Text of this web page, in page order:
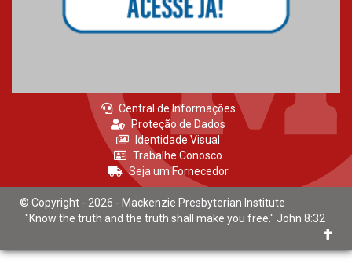
Central de Informações
Proteção de Dados
Identidade Visual
Trabalhe Conosco
Seja um Fornecedor
© Copyright - 2026 - Mackenzie Presbyterian Institute
"Know the truth and the truth shall make you free." John 8:32